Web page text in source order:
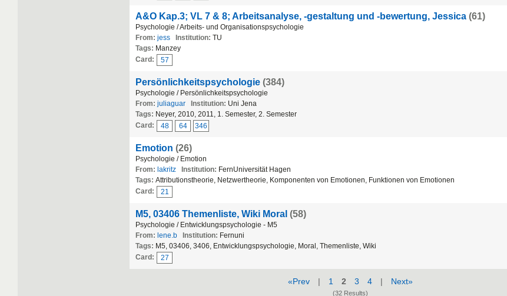
A&O Kap.3; VL 7 & 8; Arbeitsanalyse, -gestaltung und -bewertung, Jessica (61)
Psychologie / Arbeits- und Organisationspsychologie
From: jess Institution: TU
Tags: Manzey
Card:
57
Persönlichkeitspsychologie (384)
Psychologie / Persönlichkeitspsychologie
From: juliaguar Institution: Uni Jena
Tags: Neyer, 2010, 2011, 1. Semester, 2. Semester
Card:
48 64 346
Emotion (26)
Psychologie / Emotion
From: lakritz Institution: FernUniversität Hagen
Tags: Attributionstheorie, Netzwertheorie, Komponenten von Emotionen, Funktionen von Emotionen
Card:
21
M5, 03406 Themenliste, Wiki Moral (58)
Psychologie / Entwicklungspsychologie - M5
From: lene.b Institution: Fernuni
Tags: M5, 03406, 3406, Entwicklungspsychologie, Moral, Themenliste, Wiki
Card:
27
«Prev | 1 2 3 4 | Next»
(32 Results)